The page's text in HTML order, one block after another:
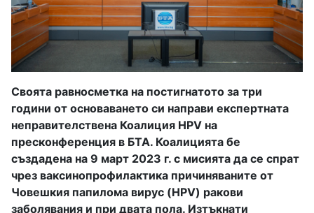
Своята равносметка на постигнатото за три
години от основаването си направи експертната
неправителствена Коалиция HPV на
пресконференция в БТА. Коалицията бе
създадена на 9 март 2023 г. с мисията да се спрат
чрез ваксинопрофилактика причиняваните от
Човешкия папилома вирус (HPV) ракови
заболявания и при двата пола. Изтъкнати